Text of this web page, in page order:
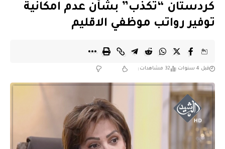
كردستان “تكذب” بشأن عدم امكانية
توفير رواتب موظفي الاقليم
قبل 4 سنوات 32 مشاهدات